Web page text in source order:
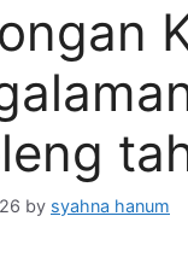
by syahna hanum